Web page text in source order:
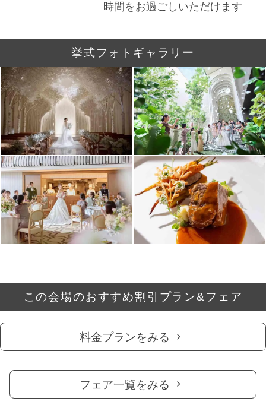
時間をお過ごしいただけます
挙式フォトギャラリー
この会場のおすすめ割引プラン&フェア
料金プランをみる
フェア一覧をみる